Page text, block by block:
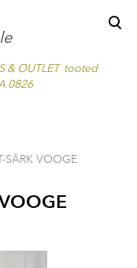
& OUTLET tooted
0826
SÄRK VOOGE